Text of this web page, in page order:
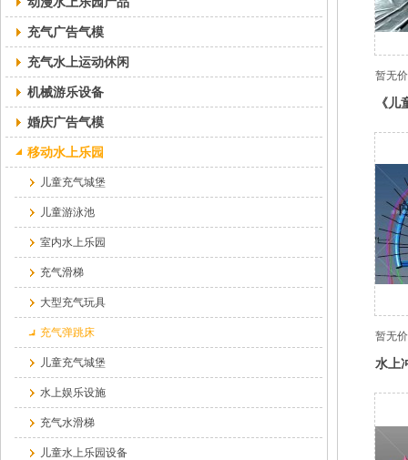
充气广告气模
充气水上运动休闲
机械游乐设备
婚庆广告气模
移动水上乐园
儿童充气城堡
儿童游泳池
室内水上乐园
充气滑梯
大型充气玩具
充气弹跳床
儿童充气城堡
水上娱乐设施
充气水滑梯
儿童水上乐园设备
暂无
《
暂无
水上